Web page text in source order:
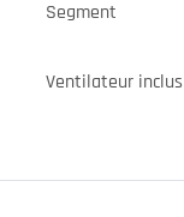
Segment
Ventilateur inclus